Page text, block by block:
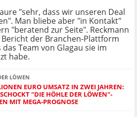
"sehr, dass wir unseren Deal
Man bliebe aber "in Kontakt"
"beratend zur Seite". Reckmann
der Branchen-Plattform
das Team von Glagau sie im
habe.
LÖWEN
EURO UMSATZ IN ZWEI JAHREN:
"DIE HÖHLE DER LÖWEN"-
MIT MEGA-PROGNOSE